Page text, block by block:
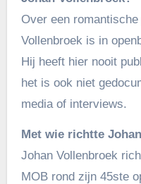
Over een
Vollenbroek is in
Hij heeft hier nooit
het is ook niet
media of interviews.
Met wie richtte
Johan Vollenbroek
MOB rond zijn 45ste